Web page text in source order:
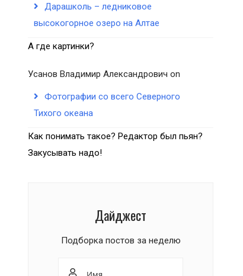
Дарашколь – ледниковое
высокогорное озеро на Алтае
А где картинки?
Усанов Владимир Александрович on
Фотографии со всего Северного
Тихого океана
Как понимать такое? Редактор был пьян?
Закусывать надо!
Дайджест
Подборка постов за неделю